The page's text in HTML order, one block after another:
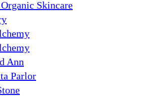
Skincare
Ann
Parlor